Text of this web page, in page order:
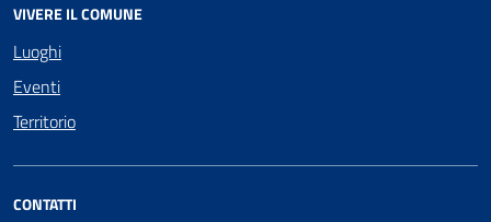
VIVERE IL COMUNE
Luoghi
Eventi
Territorio
CONTATTI